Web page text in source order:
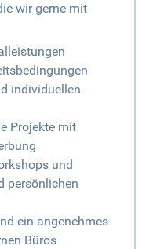
wir gerne mit
individuellen
Projekte mit
und
persönlichen
ein angenehmes
Büros